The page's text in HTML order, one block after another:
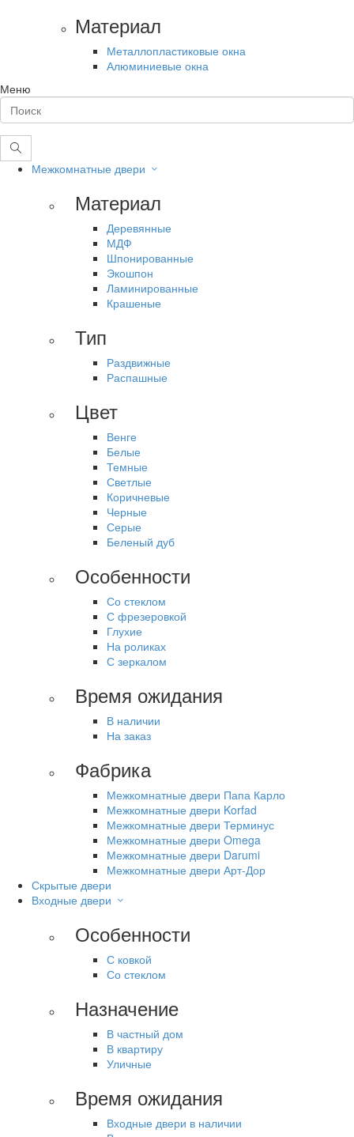
Материал
Металлопластиковые окна
Алюминиевые окна
Меню
Межкомнатные двери
Материал
Деревянные
МДФ
Шпонированные
Экошпон
Ламинированные
Крашеные
Тип
Раздвижные
Распашные
Цвет
Венге
Белые
Темные
Светлые
Коричневые
Черные
Серые
Беленый дуб
Особенности
Со стеклом
С фрезеровкой
Глухие
На роликах
С зеркалом
Время ожидания
В наличии
На заказ
Фабрика
Межкомнатные двери Папа Карло
Межкомнатные двери Korfad
Межкомнатные двери Терминус
Межкомнатные двери Omega
Межкомнатные двери Darumi
Межкомнатные двери Арт-Дор
Скрытые двери
Входные двери
Особенности
С ковкой
Со стеклом
Назначение
В частный дом
В квартиру
Уличные
Время ожидания
Входные двери в наличии